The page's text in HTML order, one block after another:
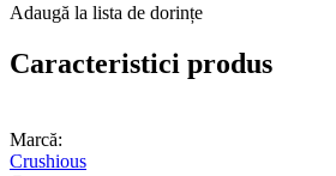
Adaugă la lista de dorințe
Caracteristici produs
Marcă:
Crushious